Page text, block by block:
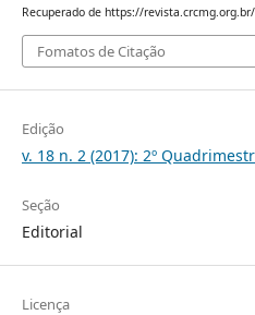
Recuperado de https://
Fomatos de Citação
Edição
v. 18 n. 2 (2017): 2º
Seção
Editorial
Licença